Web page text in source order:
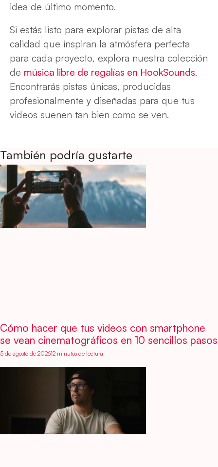
idea de último momento.
Si estás listo para explorar pistas de alta
calidad que inspiran la atmósfera perfecta
para cada proyecto, explora nuestra colección
de música libre de regalías en HookSounds.
Encontrarás pistas únicas, producidas
profesionalmente y diseñadas para que tus
videos suenen tan bien como se ven.
También podría gustarte
Cómo hacer que tus videos con smartphone
se vean cinematográficos en 10 sencillos pasos
5 de agosto de 202612 minutos de lectura